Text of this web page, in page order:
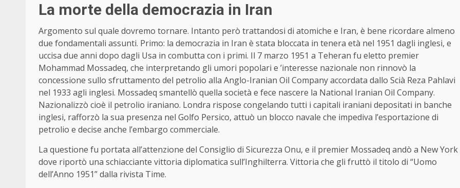
La morte della democrazia in Iran
Argomento sul quale dovremo tornare. Intanto però trattandosi di atomiche e Iran, è bene ricordare almeno
due fondamentali assunti. Primo: la democrazia in Iran è stata bloccata in tenera età nel 1951 dagli inglesi, e
uccisa due anni dopo dagli Usa in combutta con i primi. Il 7 marzo 1951 a Teheran fu eletto premier
Mohammad Mossadeq, che interpretando gli umori popolari e ’interesse nazionale non rinnovò la
concessione sullo sfruttamento del petrolio alla Anglo-Iranian Oil Company accordata dallo Scià Reza Pahlavi
nel 1933 agli inglesi. Mossadeq smantellò quella società e fece nascere la National Iranian Oil Company.
Nazionalizzò cioè il petrolio iraniano. Londra rispose congelando tutti i capitali iraniani depositati in banche
inglesi, rafforzò la sua presenza nel Golfo Persico, attuò un blocco navale che impediva l’esportazione di
petrolio e decise anche l’embargo commerciale.
La questione fu portata all’attenzione del Consiglio di Sicurezza Onu, e il premier Mossadeq andò a New York
dove riportò una schiacciante vittoria diplomatica sull’Inghilterra. Vittoria che gli fruttò il titolo di “Uomo
dell’Anno 1951” dalla rivista Time.